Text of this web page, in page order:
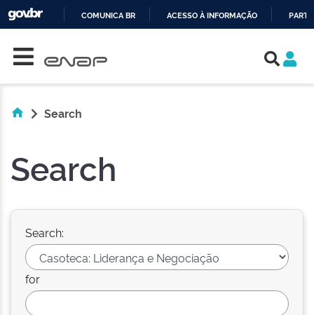
COMUNICA BR ACESSO À INFORMAÇÃO
Search
Search
Search:
for